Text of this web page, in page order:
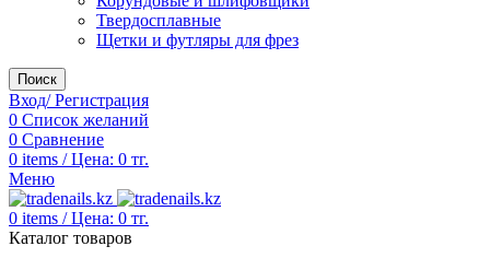
Твердосплавные
Щетки и футляры для фрез
Поиск
Вход/ Регистрация
0 Список желаний
0 Сравнение
0 items / Цена: 0 тг.
Меню
0 items / Цена: 0 тг.
Каталог товаров